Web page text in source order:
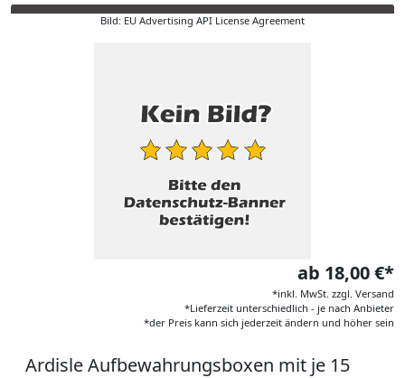
Bild: EU Advertising API License Agreement
ab 18,00 €*
*inkl. MwSt. zzgl. Versand
*Lieferzeit unterschiedlich - je nach Anbieter
*der Preis kann sich jederzeit ändern und höher sein
Ardisle Aufbewahrungsboxen mit je 15